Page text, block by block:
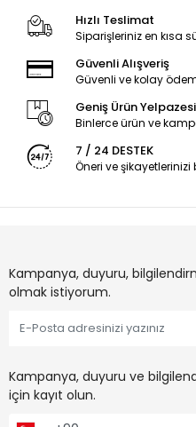
Hızlı Teslimat
Siparişleriniz en kısa
Güvenli Alışveriş
Güvenli ve kolay
Geniş Ürün Yelpazesi
Binlerce ürün ve
7 / 24 DESTEK
Öneri ve şikayetlerinizi
Kampanya, duyuru,
olmak istiyorum.
Kampanya, duyuru ve
için kayıt olun.